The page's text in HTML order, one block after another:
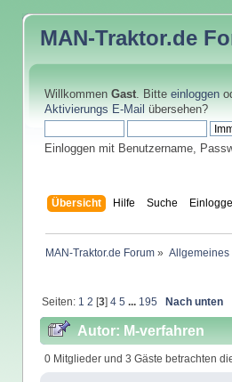
MAN-Traktor.de
Willkommen Gast. Bitte einloggen
Aktivierungs E-Mail übersehen?
Einloggen mit Benutzername,
Übersicht Hilfe Suche
MAN-Traktor.de Forum » Allgemeines
Seiten: 1 2 [3] 4 5 ... 195 Nach unten
Autor: M-verfahren
0 Mitglieder und 3 Gäste betrachten